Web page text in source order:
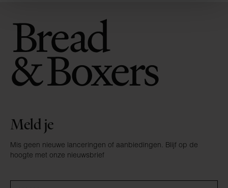
Meld je
Mis geen nieuwe lanceringen of aanbiedingen. Blijf op de
hoogte met onze nieuwsbrief